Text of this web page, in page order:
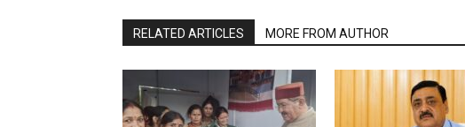
RELATED ARTICLES MORE FROM AUTHOR